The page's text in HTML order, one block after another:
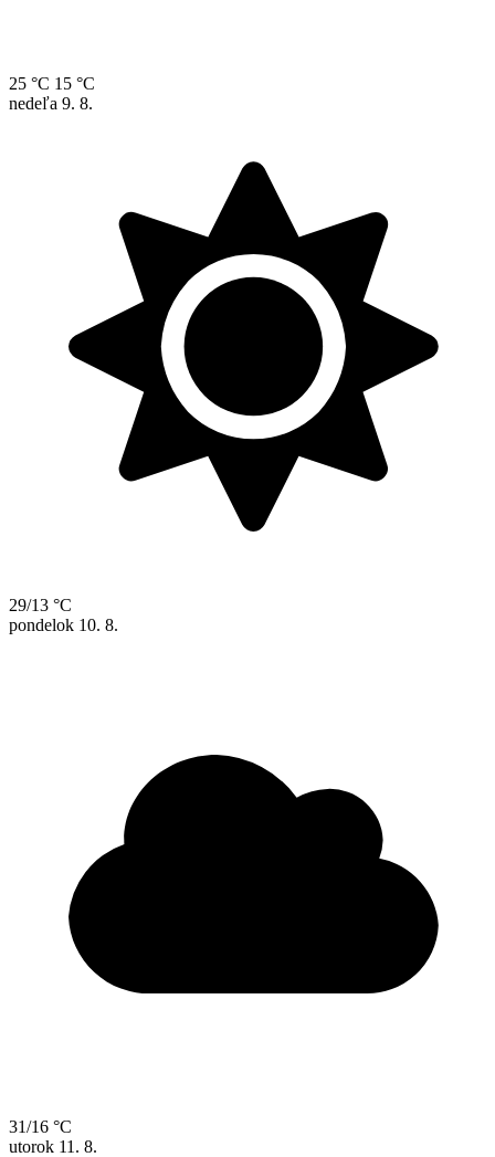
25 °C 15 °C
nedeľa 9. 8.
29/13 °C
pondelok 10. 8.
31/16 °C
utorok 11. 8.